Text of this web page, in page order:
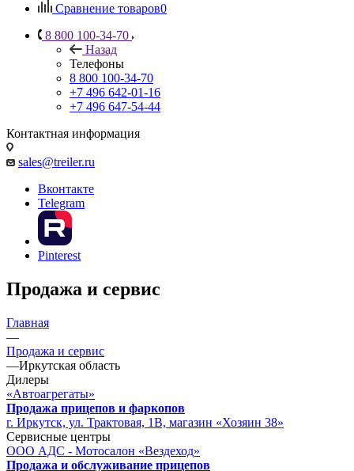
Сравнение товаров0
8 800 100-34-70
Назад
Телефоны
8 800 100-34-70
+7 496 642-01-16
+7 496 647-54-44
Контактная информация
sales@treiler.ru
Вконтакте
Telegram
Pinterest
Продажа и сервис
Главная
—
Продажа и сервис
—Иркутская область
Дилеры
«Автоагрегаты»
Продажа прицепов и фаркопов
г. Иркутск, ул. Трактовая, 1В, магазин «Хозяин 38»
Сервисные центры
ООО АДС - Мотосалон «Вездеход»
Продажа и обслуживание прицепов